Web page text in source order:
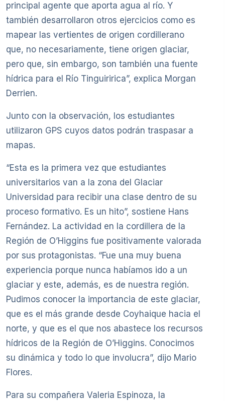
principal agente que aporta agua al río. Y
también desarrollaron otros ejercicios como es
mapear las vertientes de origen cordillerano
que, no necesariamente, tiene origen glaciar,
pero que, sin embargo, son también una fuente
hídrica para el Río Tinguiririca”, explica Morgan
Derrien.
Junto con la observación, los estudiantes
utilizaron GPS cuyos datos podrán traspasar a
mapas.
“Esta es la primera vez que estudiantes
universitarios van a la zona del Glaciar
Universidad para recibir una clase dentro de su
proceso formativo. Es un hito”, sostiene Hans
Fernández. La actividad en la cordillera de la
Región de O’Higgins fue positivamente valorada
por sus protagonistas. “Fue una muy buena
experiencia porque nunca habíamos ido a un
glaciar y este, además, es de nuestra región.
Pudimos conocer la importancia de este glaciar,
que es el más grande desde Coyhaique hacia el
norte, y que es el que nos abastece los recursos
hídricos de la Región de O’Higgins. Conocimos
su dinámica y todo lo que involucra”, dijo Mario
Flores.
Para su compañera Valeria Espinoza, la